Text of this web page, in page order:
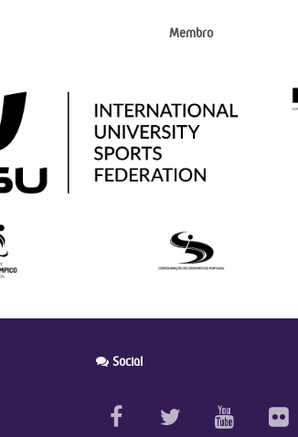
Membro
Social